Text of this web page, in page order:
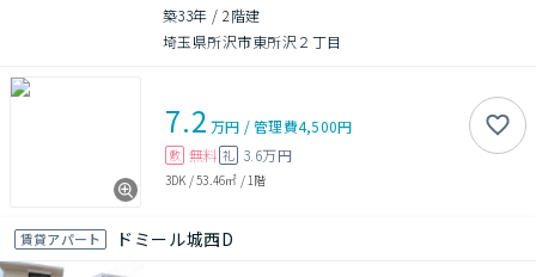
築33年 /2階建
埼玉県所沢市東所沢２丁目
7.2 万円 /管理費4,500円
敷 無料 礼 3.6万円
3DK /53.46㎡ / 1階
賃貸アパート ドミール城西D